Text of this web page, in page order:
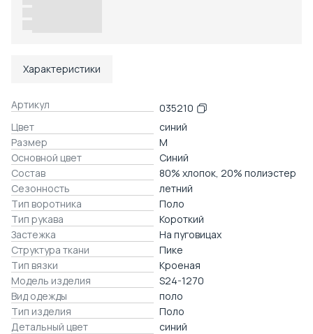
Характеристики
Артикул
035210
Цвет
синий
Размер
M
Основной цвет
Синий
Состав
80% хлопок, 20% полиэстер
Сезонность
летний
Тип воротника
Поло
Тип рукава
Короткий
Застежка
На пуговицах
Структура ткани
Пике
Тип вязки
Кроеная
Модель изделия
S24-1270
Вид одежды
поло
Тип изделия
Поло
Детальный цвет
синий